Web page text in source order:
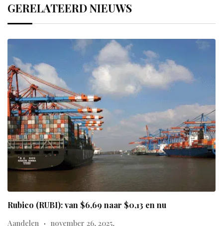
GERELATEERD NIEUWS
Rubico (RUBI): van $6,69 naar $0,13 en nu
Aandelen november 26, 2025,